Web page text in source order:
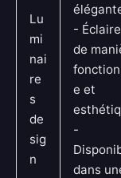
Lu
mi
nai
re
s
de
sig
n
-
de
e et
-
dans